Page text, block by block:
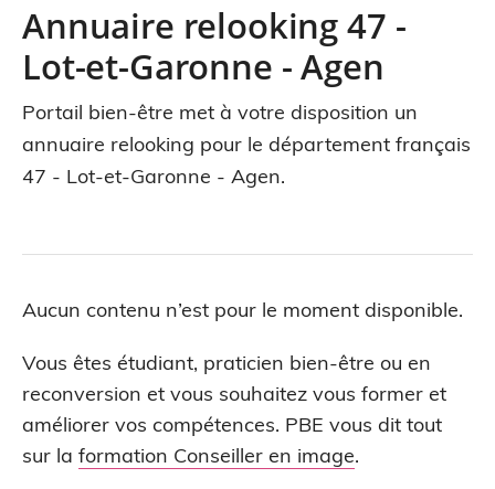
Annuaire relooking 47 -
Lot-et-Garonne - Agen
Portail bien-être met à votre disposition un
annuaire relooking pour le département français
47 - Lot-et-Garonne - Agen.
Aucun contenu n’est pour le moment disponible.
Vous êtes étudiant, praticien bien-être ou en
reconversion et vous souhaitez vous former et
améliorer vos compétences. PBE vous dit tout
sur la formation Conseiller en image.